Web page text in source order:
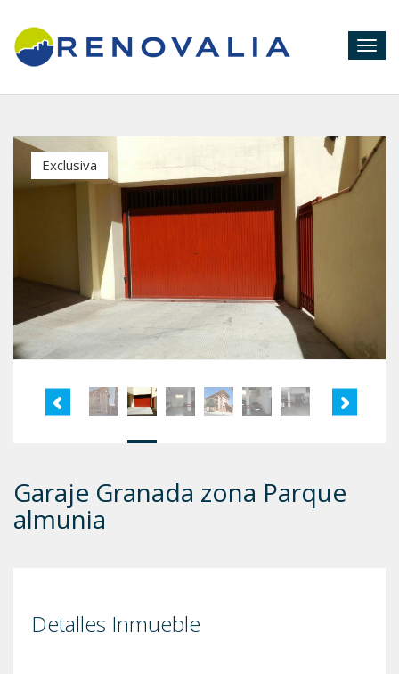
Exclusiva
Garaje Granada zona Parque
almunia
Detalles Inmueble